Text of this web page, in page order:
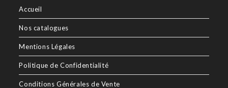
Accueil
Nos catalogues
Mentions Légales
Politique de Confidentialité
Conditions Générales de Vente